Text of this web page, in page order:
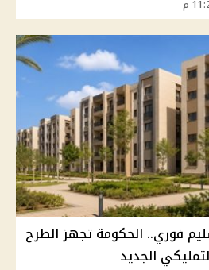
فوري.. الحكومة تجهز الطرح
الجديد